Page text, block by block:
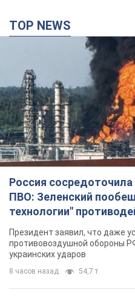
TOP NEWS
Россия
ПВО: Зеленский
технологии"
Президент заявил, что даже
противовоздушной обороны
украинских ударов
8 часов назад 54,7 т.